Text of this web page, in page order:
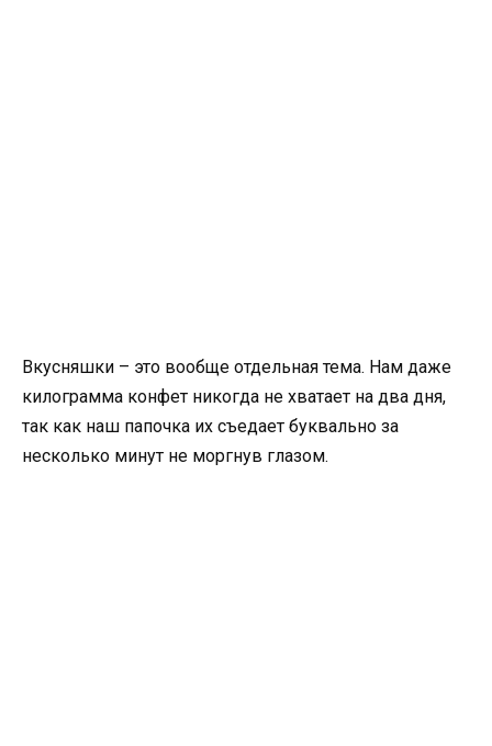
Вкусняшки – это вообще отдельная тема. Нам даже
килограмма конфет никогда не хватает на два дня,
так как наш папочка их съедает буквально за
несколько минут не моргнув глазом.